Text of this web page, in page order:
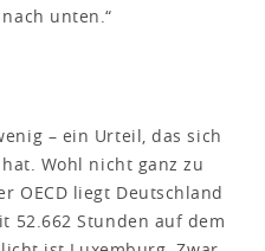
unten.“
– ein Urteil, das sich
Wohl nicht ganz zu
OECD liegt Deutschland
52.662 Stunden auf dem